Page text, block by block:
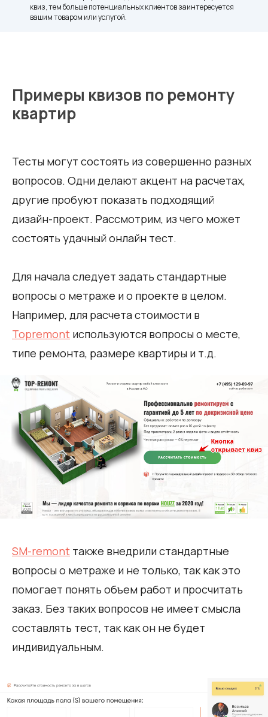
квиз, тем больше потенциальных клиентов заинтересуется
вашим товаром или услугой.
Примеры квизов по ремонту
квартир
Тесты могут состоять из совершенно разных
вопросов. Одни делают акцент на расчетах,
другие пробуют показать подходящий
дизайн-проект. Рассмотрим, из чего может
состоять удачный онлайн тест.
Для начала следует задать стандартные
вопросы о метраже и о проекте в целом.
Например, для расчета стоимости в
Topremont используются вопросы о месте,
типе ремонта, размере квартиры и т.д.
SM-remont также внедрили стандартные
вопросы о метраже и не только, так как это
помогает понять объем работ и просчитать
заказ. Без таких вопросов не имеет смысла
составлять тест, так как он не будет
индивидуальным.